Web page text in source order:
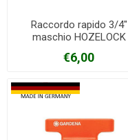
Raccordo rapido 3/4"
maschio HOZELOCK
€6,00